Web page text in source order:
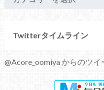
Twitterタイムライン
@Acore_oomiya からのツイ